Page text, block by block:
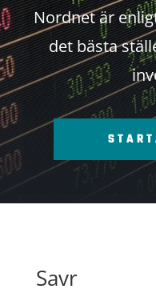
Nordnet är
det bästa
Savr